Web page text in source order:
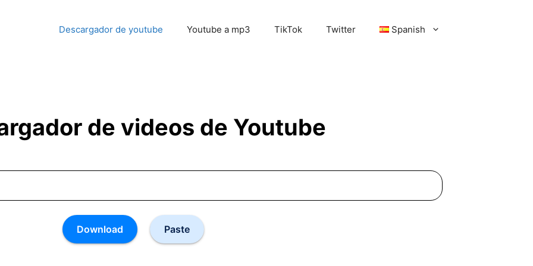
Descargador de youtube Youtube a mp3 TikTok Twitter Spanish
de videos de Youtube
Download Paste